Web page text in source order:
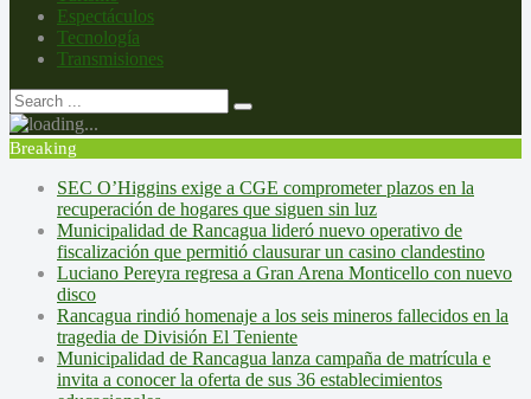
Espectáculos
Tecnología
Transmisiones
Breaking
SEC O’Higgins exige a CGE comprometer plazos en la
recuperación de hogares que siguen sin luz
Municipalidad de Rancagua lideró nuevo operativo de
fiscalización que permitió clausurar un casino clandestino
Luciano Pereyra regresa a Gran Arena Monticello con nuevo
disco
Rancagua rindió homenaje a los seis mineros fallecidos en la
tragedia de División El Teniente
Municipalidad de Rancagua lanza campaña de matrícula e
invita a conocer la oferta de sus 36 establecimientos